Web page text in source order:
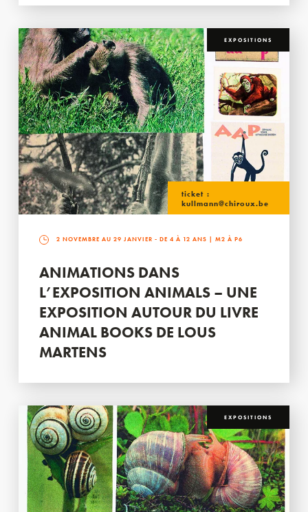
EXPOSITIONS
ticket :
kullmann@chiroux.be
2 NOVEMBRE AU 29 JANVIER - DE 4 À 12 ANS | M2 À P6
ANIMATIONS DANS
L’EXPOSITION ANIMALS – UNE
EXPOSITION AUTOUR DU LIVRE
ANIMAL BOOKS DE LOUS
MARTENS
EXPOSITIONS